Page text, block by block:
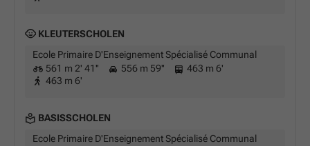
KLEUTERSCHOLEN
Ecole Primaire D'Enseignement Spécialisé Communal
561 m 2' 41''
556 m 59''
463 m 6'
463 m 6'
BASISSCHOLEN
Ecole Primaire D'Enseignement Spécialisé Communal